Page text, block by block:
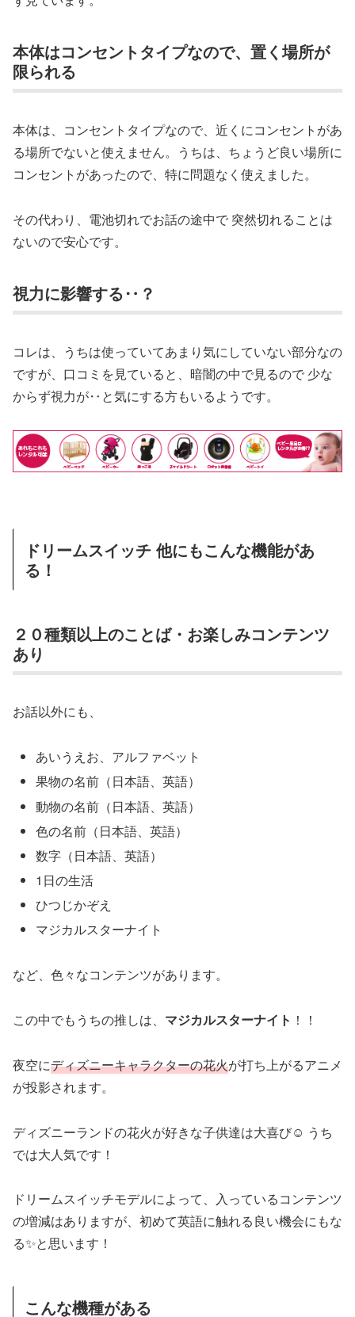
本体はコンセントタイプなので、置く場所が
限られる
本体は、コンセントタイプなので、近くにコンセントがあ
る場所でないと使えません。うちは、ちょうど良い場所に
コンセントがあったので、特に問題なく使えました。
その代わり、電池切れでお話の途中で 突然切れることは
ないので安心です。
視力に影響する‥？
コレは、うちは使っていてあまり気にしていない部分なの
ですが、口コミを見ていると、暗闇の中で見るので 少な
からず視力が‥と気にする方もいるようです。
ドリームスイッチ 他にもこんな機能があ
る！
２０種類以上のことば・お楽しみコンテンツ
あり
お話以外にも、
あいうえお、アルファベット
果物の名前（日本語、英語）
動物の名前（日本語、英語）
色の名前（日本語、英語）
数字（日本語、英語）
1日の生活
ひつじかぞえ
マジカルスターナイト
など、色々なコンテンツがあります。
この中でもうちの推しは、 マジカルスターナイト ！！
夜空にディズニーキャラクターの花火が打ち上がるアニメ
が投影されます。
ディズニーランドの花火が好きな子供達は大喜び☺︎ うち
では大人気です！
ドリームスイッチモデルによって、入っているコンテンツ
の増減はありますが、初めて英語に触れる良い機会にもな
る✨と思います！
こんな機種がある